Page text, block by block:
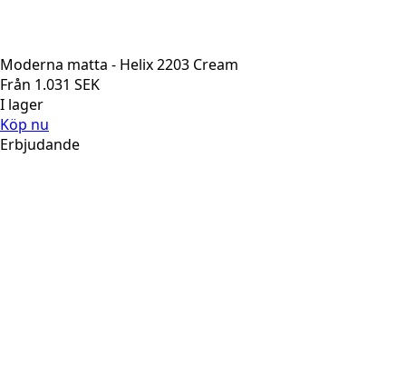
Moderna matta - Helix 2203 Cream
Från 1.031 SEK
I lager
Köp nu
Erbjudande